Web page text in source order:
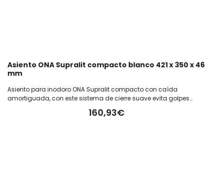
Asiento ONA Supralit compacto blanco 421 x 350 x 46
mm
Asiento para inodoro ONA Supralit compacto con caída
amortiguada, con este sistema de cierre suave evita golpes
bruscos, reduce el ruido y prolonga la vida útil del producto.
Fabricado en color blanco. Medida del asiento: 417 x 363 x 46 mm
160,93€